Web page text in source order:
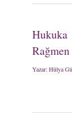
Yazar:Hülya